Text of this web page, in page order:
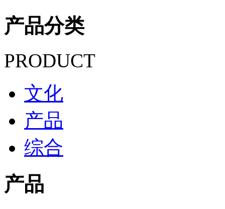
产品分类
PRODUCT
文化
产品
综合
产品